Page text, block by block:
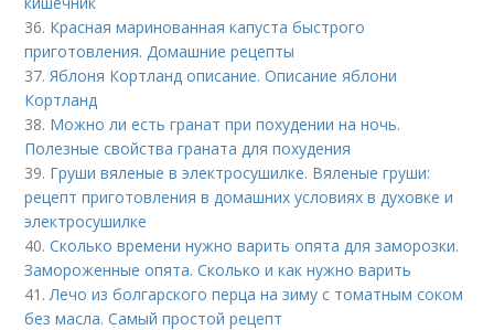
36. Красная маринованная капуста быстрого
приготовления. Домашние рецепты
37.Яблоня Кортланд описание. Описание яблони
Кортланд
38. Можно ли есть гранат при похудении на ночь.
Полезные свойства граната для похудения
39. Груши вяленые в электросушилке. Вяленые груши:
рецепт приготовления в домашних условиях в духовке и
электросушилке
40.Сколько времени нужно варить опята для заморозки.
Замороженные опята. Сколько и как нужно варить
41.Лечо из болгарского перца на зиму с томатным соком
без масла. Самый простой рецепт